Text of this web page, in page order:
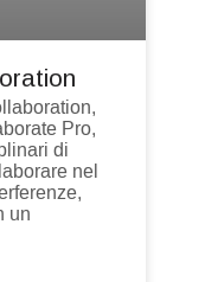
Pro,
di
nel
un